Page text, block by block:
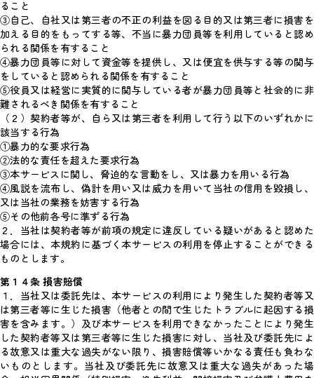
ること
③自己、自社又は第三者の不正の利益を図る目的又は第三者に損害を
加える目的をもってする等、不当に暴力団員等を利用していると認め
られる関係を有すること
④暴力団員等に対して資金等を提供し、又は便宜を供与する等の関与
をしていると認められる関係を有すること
⑤役員又は経営に実質的に関与している者が暴力団員等と社会的に非
難されるべき関係を有すること
（２）契約者等が、自ら又は第三者を利用して行う以下のいずれかに
該当する行為
①暴力的な要求行為
②法的な責任を超えた要求行為
③本サービスに関し、脅迫的な言動をし、又は暴力を用いる行為
④風説を流布し、偽計を用い又は威力を用いて当社の信用を毀損し、
又は当社の業務を妨害する行為
⑤その他前各号に準ずる行為
２．当社は契約者等が前項の規定に違反している疑いがあると認めた
場合には、本規約に基づく本サービスの利用を停止することができる
ものとします。
第１４条 損害賠償
１．当社又は委託先は、本サービスの利用により発生した契約者等又
は第三者等に生じた損害（他者との間で生じたトラブルに起因する損
害を含みます。）及び本サービスを利用できなかったことにより発生
した契約者等又は第三者等に生じた損害に対し、当社及び委託先によ
る故意又は重大な過失がない限り、損害賠償等いかなる責任も負わな
いものとします。当社及び委託先に故意又は重大な過失があった場